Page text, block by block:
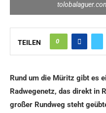
TEILEN 0
Rund um die Müritz gibt es
Radwegenetz, das direkt in
großer Rundweg steht